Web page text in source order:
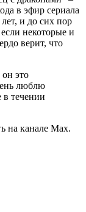
в эфир сериала
и до сих пор
некоторые и
верит, что
он это
люблю
течении
на канале Max.